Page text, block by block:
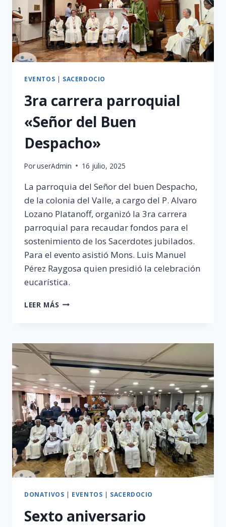
EVENTOS | SACERDOCIO
3ra carrera parroquial
«Señor del Buen
Despacho»
PoruserAdmin 16 julio, 2025
La parroquia del Señor del buen Despacho,
de la colonia del Valle, a cargo del P. Alvaro
Lozano Platanoff, organizó la 3ra carrera
parroquial para recaudar fondos para el
sostenimiento de los Sacerdotes jubilados.
Para el evento asistió Mons. Luis Manuel
Pérez Raygosa quien presidió la celebración
eucarística.
LEER MÁS 3RA
DEL
BUEN
DESPACHO»
DONATIVOS | EVENTOS | SACERDOCIO
Sexto aniversario